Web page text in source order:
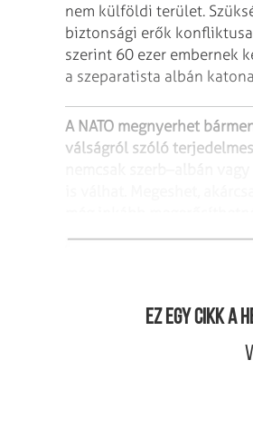
nem külföldi terület.
biztonsági erők
szerint 60 ezer embernek
a szeparatista albán
A NATO megnyerhet
válságról szóló
szerepét is mind a NATO,
Ez egy cikk a